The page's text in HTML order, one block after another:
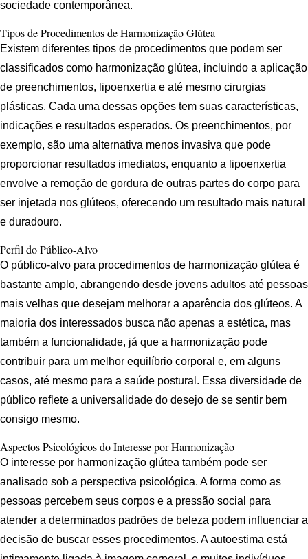
sociedade contemporânea.
Tipos de Procedimentos de Harmonização Glútea
Existem diferentes tipos de procedimentos que podem ser
classificados como harmonização glútea, incluindo a aplicação
de preenchimentos, lipoenxertia e até mesmo cirurgias
plásticas. Cada uma dessas opções tem suas características,
indicações e resultados esperados. Os preenchimentos, por
exemplo, são uma alternativa menos invasiva que pode
proporcionar resultados imediatos, enquanto a lipoenxertia
envolve a remoção de gordura de outras partes do corpo para
ser injetada nos glúteos, oferecendo um resultado mais natural
e duradouro.
Perfil do Público-Alvo
O público-alvo para procedimentos de harmonização glútea é
bastante amplo, abrangendo desde jovens adultos até pessoas
mais velhas que desejam melhorar a aparência dos glúteos. A
maioria dos interessados busca não apenas a estética, mas
também a funcionalidade, já que a harmonização pode
contribuir para um melhor equilíbrio corporal e, em alguns
casos, até mesmo para a saúde postural. Essa diversidade de
público reflete a universalidade do desejo de se sentir bem
consigo mesmo.
Aspectos Psicológicos do Interesse por Harmonização
O interesse por harmonização glútea também pode ser
analisado sob a perspectiva psicológica. A forma como as
pessoas percebem seus corpos e a pressão social para
atender a determinados padrões de beleza podem influenciar a
decisão de buscar esses procedimentos. A autoestima está